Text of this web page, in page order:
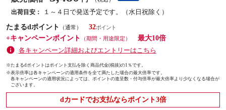
出荷目安：
１～４日で発送予定です。（水日祝除く）
たまるdポイント
（通常）
32
+キャンペーンポイント
（期間・用途限定）
最大10倍
各キャンペーン詳細およびエントリーはこちら
※たまるdポイントはポイント支払を除く商品代金(税抜)の1％です。
※表示倍率は各キャンペーンの適用条件を全て満たした場合の最大倍率です。
各キャンペーンの適用状況によっては、ポイントの進呈数・付与倍率が最大倍率より少なくなる場合が
ございます。
dカードでお支払ならポイント3倍